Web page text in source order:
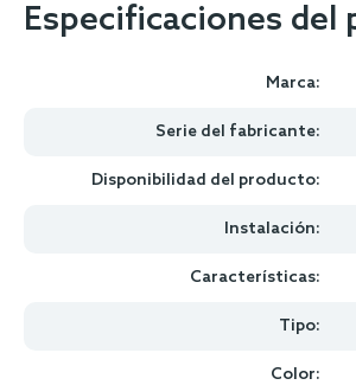
Especificaciones del
Marca:
Serie del fabricante:
Disponibilidad del producto:
Instalación:
Características:
Tipo:
Color: